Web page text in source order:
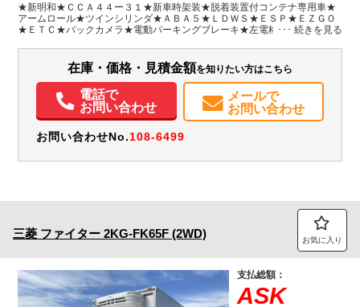
愛知県
W:2,230
H:2,430
無
パワステ パワーウィンドウ ABS エアバッグ
集中ドアロック
ETC
バックモニター
取扱説明書（一部含む）
メンテナンスノート（保証書）
★新明和★ＣＣＡ４４ー３１★新車時架装★脱着装置付コンテナ専用車★
アームロール★ツインシリンダ★ＡＢＡ５★ＬＤＷＳ★ＥＳＰ★ＥＺＧＯ
★ＥＴＣ★バックカメラ★電動パーキングブレーキ★左電格ミラー★オー
証書・取説・上物取説・スペアキー★Ｂ／Ｔオーディオ★メッキパーツ★
フロアマット＆サイドバイザー
在庫・価格・見積金額を知りたい方はこちら
電話で
お問い合わせ
メールで
お問い合わせ
お問い合わせNo.108-6499
三菱 ファイター 2KG-FK65F (2WD) お気に入り
支払総額：
ASK